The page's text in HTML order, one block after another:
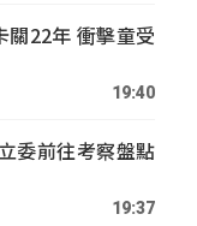
關22年 衝擊童受
19:40
委前往考察盤點
19:37